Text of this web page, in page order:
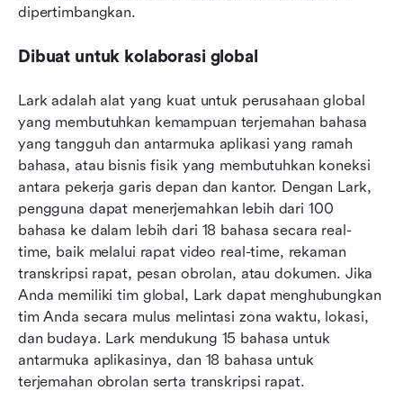
dipertimbangkan.
Dibuat untuk kolaborasi global
Lark adalah alat yang kuat untuk perusahaan global
yang membutuhkan kemampuan terjemahan bahasa
yang tangguh dan antarmuka aplikasi yang ramah
bahasa, atau bisnis fisik yang membutuhkan koneksi
antara pekerja garis depan dan kantor. Dengan Lark,
pengguna dapat menerjemahkan lebih dari 100
bahasa ke dalam lebih dari 18 bahasa secara real-
time, baik melalui rapat video real-time, rekaman
transkripsi rapat, pesan obrolan, atau dokumen. Jika
Anda memiliki tim global, Lark dapat menghubungkan
tim Anda secara mulus melintasi zona waktu, lokasi,
dan budaya. Lark mendukung 15 bahasa untuk
antarmuka aplikasinya, dan 18 bahasa untuk
terjemahan obrolan serta transkripsi rapat.